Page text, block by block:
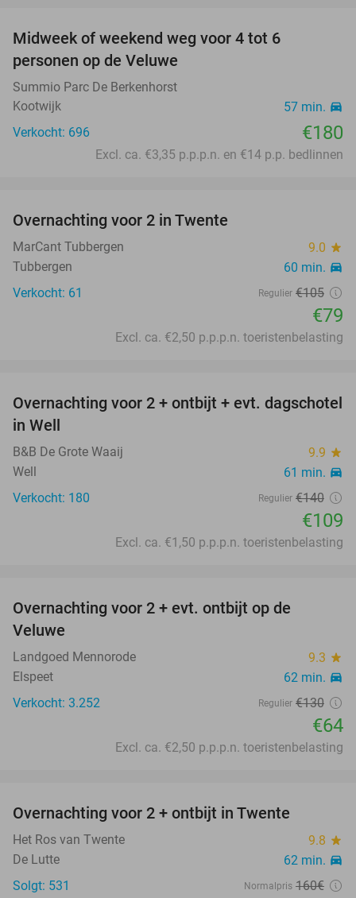
Midweek of weekend weg voor 4 tot 6
personen op de Veluwe
Summio Parc De Berkenhorst
Kootwijk
57 min. directions_car
Verkocht: 696 €180
Excl. ca. €3,35 p.p.p.n. en €14 p.p. bedlinnen
Overnachting voor 2 in Twente
MarCant Tubbergen 9.0 star
Tubbergen 60 min. directions_car
Verkocht: 61 Regulier €105
€79
Excl. ca. €2,50 p.p.p.n. toeristenbelasting
22%
Overnachting voor 2 + ontbijt + evt. dagschotel
in Well
B&B De Grote Waaij 9.9 star
Well 61 min. directions_car
Verkocht: 180 Regulier €140
€109
Excl. ca. €1,50 p.p.p.n. toeristenbelasting
Overnachting voor 2 + evt. ontbijt op de
Veluwe
Landgoed Mennorode 9.3 star
Elspeet 62 min. directions_car
Verkocht: 3.252 Regulier €130
€64
Excl. ca. €2,50 p.p.p.n. toeristenbelasting
Overnachting voor 2 + ontbijt in Twente
Het Ros van Twente 9.8 star
De Lutte 62 min. directions_car
Solgt: 531 Normalpris 160€